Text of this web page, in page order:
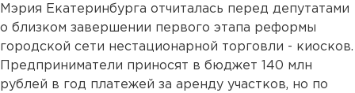
Мэрия Екатеринбурга отчиталась перед депутатами
о близком завершении первого этапа реформы
городской сети нестационарной торговли - киосков.
Предприниматели приносят в бюджет 140 млн
рублей в год платежей за аренду участков, но по